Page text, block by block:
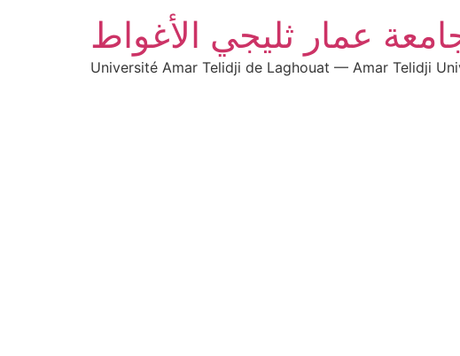
عمار ثليجي الأغواط
Université Amar Telidji de Laghouat — Amar Telidji